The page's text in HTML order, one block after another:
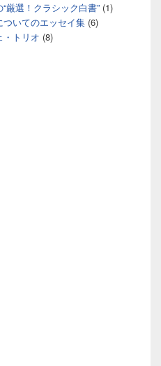
厳選！クラシック白書” (1)
ついてのエッセイ集 (6)
・トリオ (8)